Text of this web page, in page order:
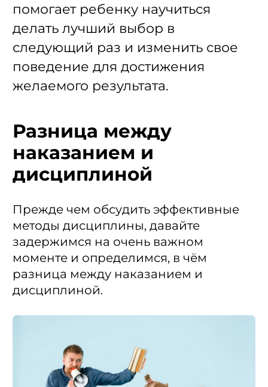
помогает ребенку научиться
делать лучший выбор в
следующий раз и изменить свое
поведение для достижения
желаемого результата.
Разница между
наказанием и
дисциплиной
Прежде чем обсудить эффективные
методы дисциплины, давайте
задержимся на очень важном
моменте и определимся, в чём
разница между наказанием и
дисциплиной.